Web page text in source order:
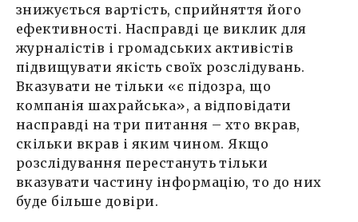
знижується вартість, сприйняття його
ефективності. Насправді це виклик для
журналістів і громадських активістів
підвищувати якість своїх розслідувань.
Вказувати не тільки «є підозра, що
компанія шахрайська», а відповідати
насправді на три питання – хто вкрав,
скільки вкрав і яким чином. Якщо
розслідування перестануть тільки
вказувати частину інформацію, то до них
буде більше довіри.